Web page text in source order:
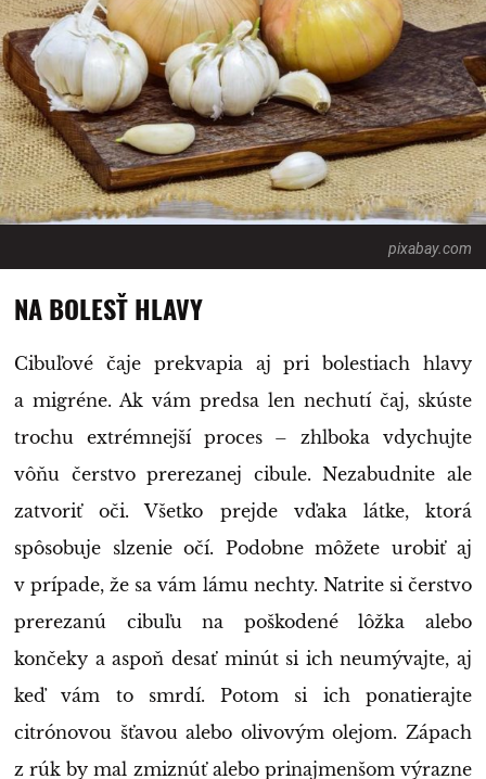
pixabay.com
NA BOLESŤ HLAVY
Cibuľové čaje prekvapia aj pri bolestiach hlavy
a migréne. Ak vám predsa len nechutí čaj, skúste
trochu extrémnejší proces – zhlboka vdychujte
vôňu čerstvo prerezanej cibule. Nezabudnite ale
zatvoriť oči. Všetko prejde vďaka látke, ktorá
spôsobuje slzenie očí. Podobne môžete urobiť aj
v prípade, že sa vám lámu nechty. Natrite si čerstvo
prerezanú cibuľu na poškodené lôžka alebo
končeky a aspoň desať minút si ich neumývajte, aj
keď vám to smrdí. Potom si ich ponatierajte
citrónovou šťavou alebo olivovým olejom. Zápach
z rúk by mal zmiznúť alebo prinajmenšom výrazne